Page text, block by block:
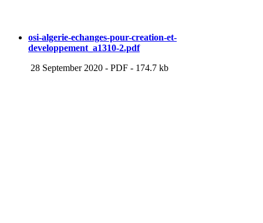
osi-algerie-echanges-pour-creation-et-
developpement_a1310-2.pdf
28 September 2020 - PDF - 174.7 kb